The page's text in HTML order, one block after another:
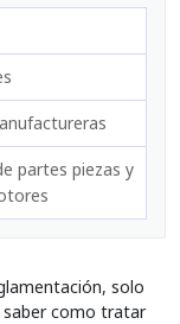
partes piezas y
solo
saber como tratar